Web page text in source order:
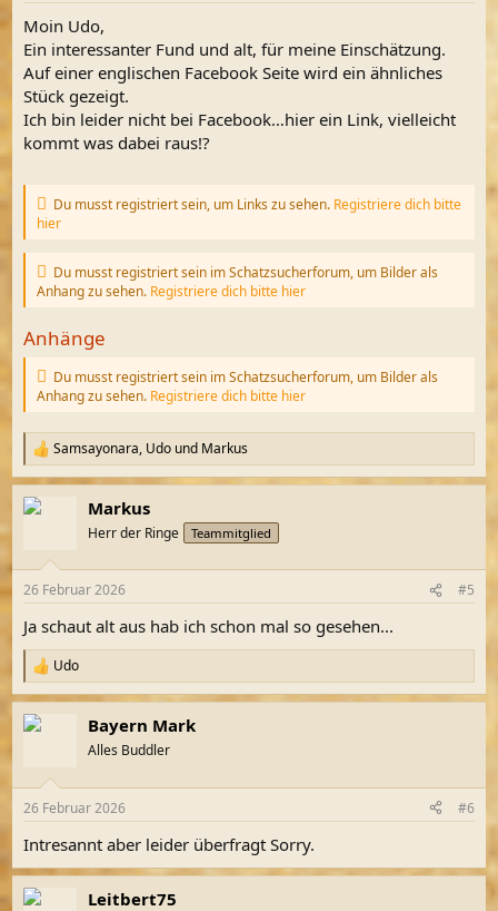
Moin Udo,
Ein interessanter Fund und alt, für meine Einschätzung.
Auf einer englischen Facebook Seite wird ein ähnliches
Stück gezeigt.
Ich bin leider nicht bei Facebook…hier ein Link, vielleicht
kommt was dabei raus!?
Du musst registriert sein, um Links zu sehen. Registriere dich bitte
hier
Du musst registriert sein im Schatzsucherforum, um Bilder als
Anhang zu sehen. Registriere dich bitte hier
Anhänge
Du musst registriert sein im Schatzsucherforum, um Bilder als
Anhang zu sehen. Registriere dich bitte hier
R
e
a
k
e
:
Samsayonara, Udo und Markus
Markus
Herr der Ringe Teammitglied
26 Februar 2026 #5
Ja schaut alt aus hab ich schon mal so gesehen...
R
e
a
k
e
:
Udo
Bayern Mark
Alles Buddler
26 Februar 2026 #6
Intresannt aber leider überfragt Sorry.
Leitbert75